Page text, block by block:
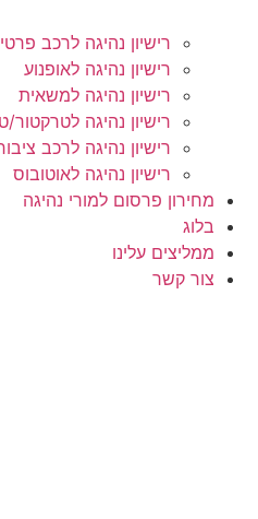
רישיון נהיגה לרכב פרטי
רישיון נהיגה לאופנוע
רישיון נהיגה למשאית
רישיון נהיגה לטרקטור/
רישיון נהיגה לרכב ציבורי
רישיון נהיגה לאוטובוס
מחירון פרסום למורי נהיגה
בלוג
ממליצים עלינו
צור קשר